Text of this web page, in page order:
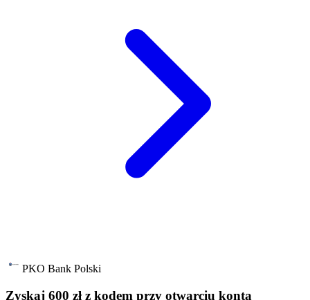
PKO Bank Polski
Zyskaj 600 zł z kodem przy otwarciu konta